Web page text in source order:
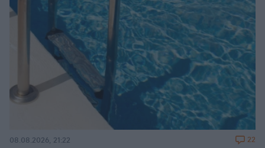
08.08.2026, 21:22 22